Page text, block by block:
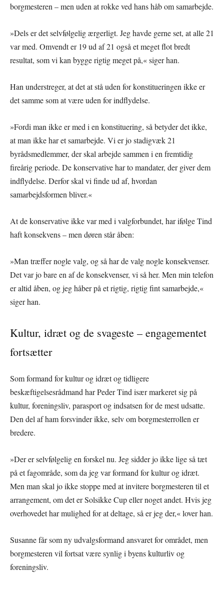
borgmesteren – men uden at rokke ved hans håb om samarbejde.
»Dels er det selvfølgelig ærgerligt. Jeg havde gerne set, at alle 21
var med. Omvendt er 19 ud af 21 også et meget flot bredt
resultat, som vi kan bygge rigtig meget på,« siger han.
Han understreger, at det at stå uden for konstitueringen ikke er
det samme som at være uden for indflydelse.
»Fordi man ikke er med i en konstituering, så betyder det ikke,
at man ikke har et samarbejde. Vi er jo stadigvæk 21
byrådsmedlemmer, der skal arbejde sammen i en fremtidig
fireårig periode. De konservative har to mandater, der giver dem
indflydelse. Derfor skal vi finde ud af, hvordan
samarbejdsformen bliver.«
At de konservative ikke var med i valgforbundet, har ifølge Tind
haft konsekvens – men døren står åben:
»Man træffer nogle valg, og så har de valg nogle konsekvenser.
Det var jo bare en af de konsekvenser, vi så her. Men min telefon
er altid åben, og jeg håber på et rigtig, rigtig fint samarbejde,«
siger han.
Kultur, idræt og de svageste – engagementet
fortsætter
Som formand for kultur og idræt og tidligere
beskæftigelsesrådmand har Peder Tind især markeret sig på
kultur, foreningsliv, parasport og indsatsen for de mest udsatte.
Den del af ham forsvinder ikke, selv om borgmesterrollen er
bredere.
»Der er selvfølgelig en forskel nu. Jeg sidder jo ikke lige så tæt
på et fagområde, som da jeg var formand for kultur og idræt.
Men man skal jo ikke stoppe med at invitere borgmesteren til et
arrangement, om det er Solsikke Cup eller noget andet. Hvis jeg
overhovedet har mulighed for at deltage, så er jeg der,« lover han.
Susanne får som ny udvalgsformand ansvaret for området, men
borgmesteren vil fortsat være synlig i byens kulturliv og
foreningsliv.